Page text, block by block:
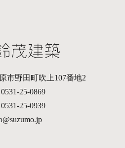
市野田町吹上107番地2
25-0869
25-0939